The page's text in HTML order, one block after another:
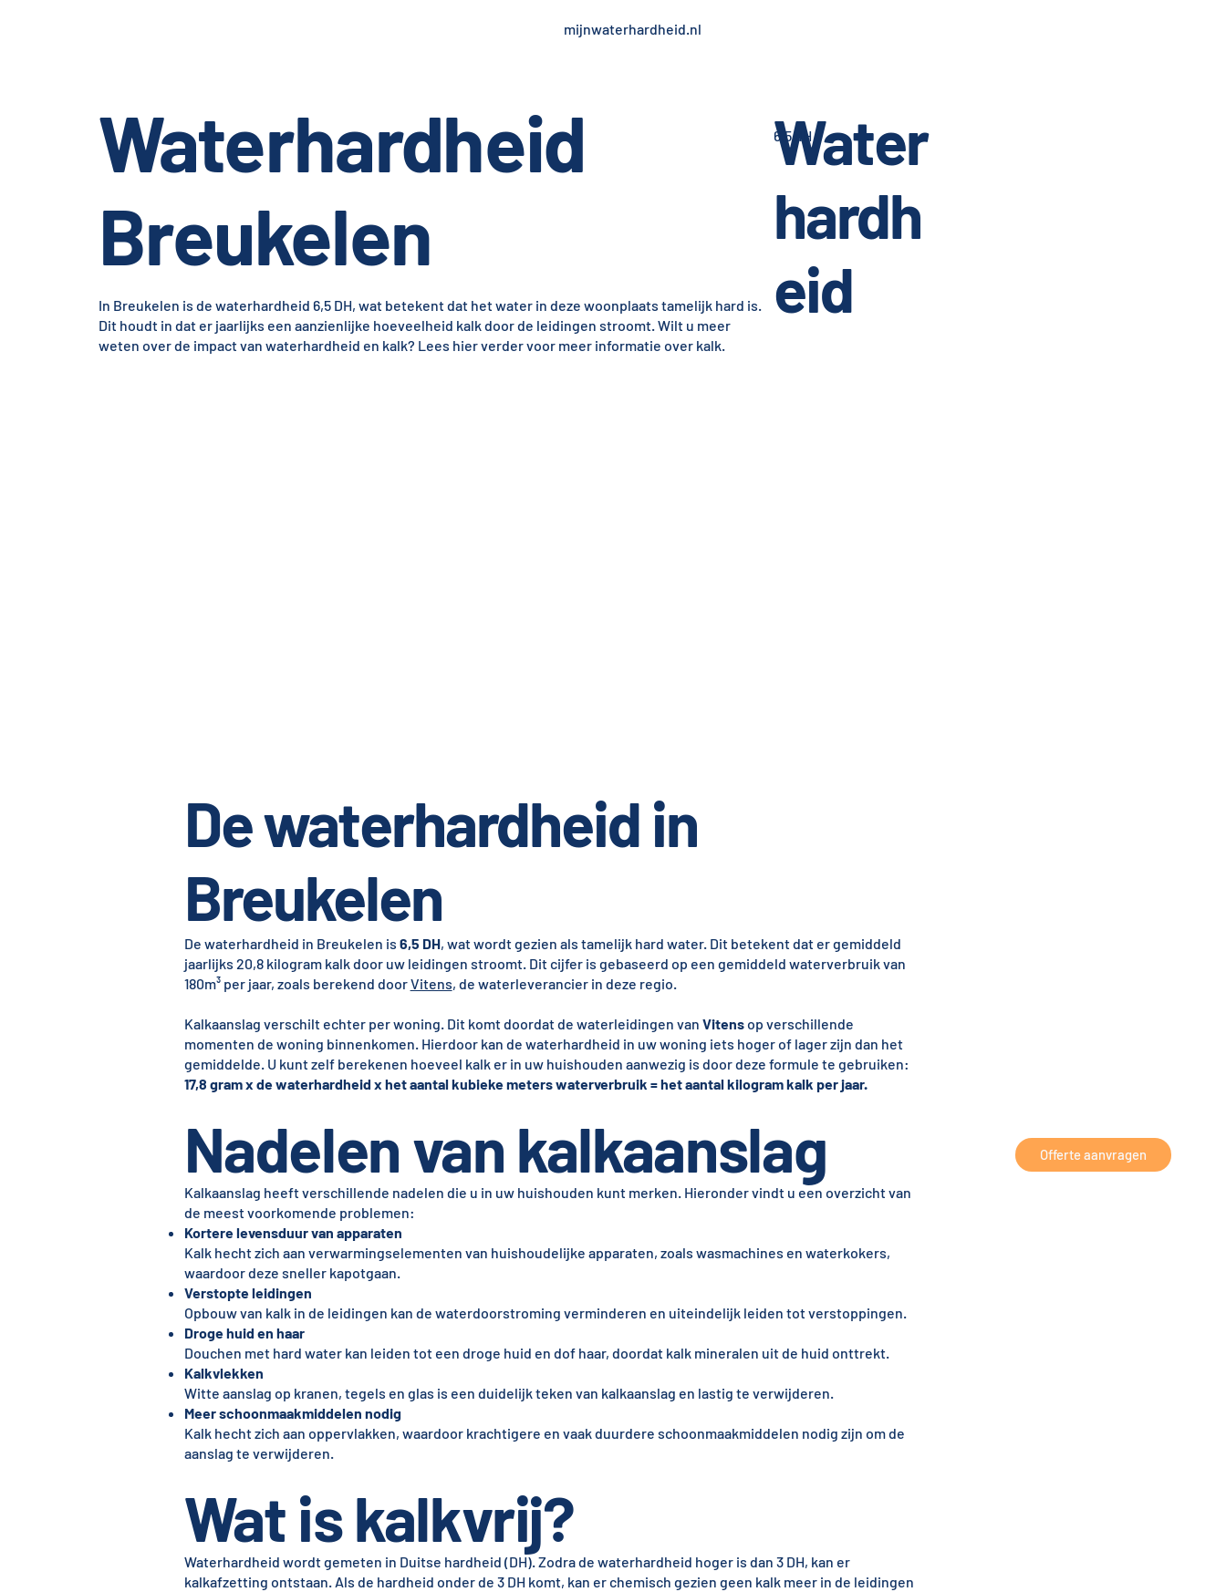
mijnwaterhardheid.nl
Waterhardheid
Breukelen
In Breukelen is de waterhardheid 6,5 DH, wat betekent dat het water in deze woonplaats tamelijk hard is.
Dit houdt in dat er jaarlijks een aanzienlijke hoeveelheid kalk door de leidingen stroomt. Wilt u meer
weten over de impact van waterhardheid en kalk? Lees hier verder voor meer informatie over kalk.
Water
hardh
eid
6,5 dH
De waterhardheid in
Breukelen
De waterhardheid in Breukelen is 6,5 DH, wat wordt gezien als tamelijk hard water. Dit betekent dat er gemiddeld
jaarlijks 20,8 kilogram kalk door uw leidingen stroomt. Dit cijfer is gebaseerd op een gemiddeld waterverbruik van
180m³ per jaar, zoals berekend doorVitens, de waterleverancier in deze regio.
Kalkaanslag verschilt echter per woning. Dit komt doordat de waterleidingen van Vitensop verschillende
momenten de woning binnenkomen. Hierdoor kan de waterhardheid in uw woning iets hoger of lager zijn dan het
gemiddelde. U kunt zelf berekenen hoeveel kalk er in uw huishouden aanwezig is door deze formule te gebruiken:
17,8 gram x de waterhardheid x het aantal kubieke meters waterverbruik = het aantal kilogram kalk per jaar.
Nadelen van kalkaanslag
Kalkaanslag heeft verschillende nadelen die u in uw huishouden kunt merken. Hieronder vindt u een overzicht van
de meest voorkomende problemen:
Kortere levensduur van apparaten
Kalk hecht zich aan verwarmingselementen van huishoudelijke apparaten, zoals wasmachines en waterkokers,
waardoor deze sneller kapotgaan.
Verstopte leidingen
Opbouw van kalk in de leidingen kan de waterdoorstroming verminderen en uiteindelijk leiden tot verstoppingen.
Droge huid en haar
Douchen met hard water kan leiden tot een droge huid en dof haar, doordat kalk mineralen uit de huid onttrekt.
Kalkvlekken
Witte aanslag op kranen, tegels en glas is een duidelijk teken van kalkaanslag en lastig te verwijderen.
Meer schoonmaakmiddelen nodig
Kalk hecht zich aan oppervlakken, waardoor krachtigere en vaak duurdere schoonmaakmiddelen nodig zijn om de
aanslag te verwijderen.
Wat is kalkvrij?
Waterhardheid wordt gemeten in Duitse hardheid (DH). Zodra de waterhardheid hoger is dan 3 DH, kan er
kalkafzetting ontstaan. Als de hardheid onder de 3 DH komt, kan er chemisch gezien geen kalk meer in de leidingen
Offerte aanvragen